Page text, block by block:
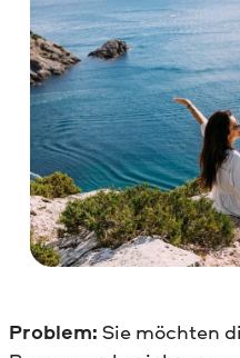
Problem: Sie möchten